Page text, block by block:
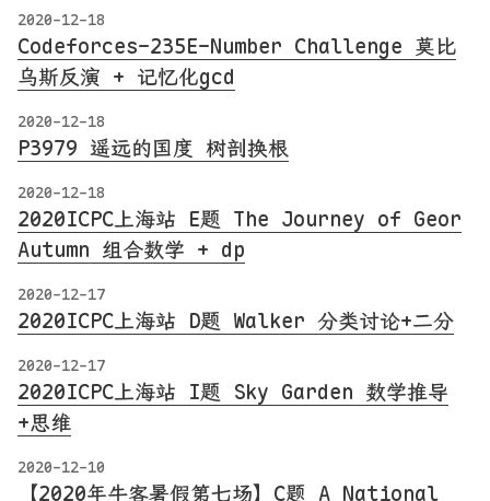
2020-12-18
Codeforces-235E-Number Challenge 莫比
乌斯反演 + 记忆化gcd
2020-12-18
P3979 遥远的国度 树剖换根
2020-12-18
2020ICPC上海站 E题 The Journey of Geor
Autumn 组合数学 + dp
2020-12-17
2020ICPC上海站 D题 Walker 分类讨论+二分
2020-12-17
2020ICPC上海站 I题 Sky Garden 数学推导
+思维
2020-12-10
【2020年牛客暑假第七场】C题 A National